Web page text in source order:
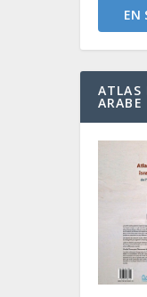
EN
ATLAS
ARABE